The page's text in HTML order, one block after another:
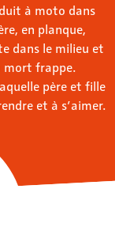
à moto dans
en planque,
dans le milieu et
mort frappe.
père et fille
et à s’aimer.